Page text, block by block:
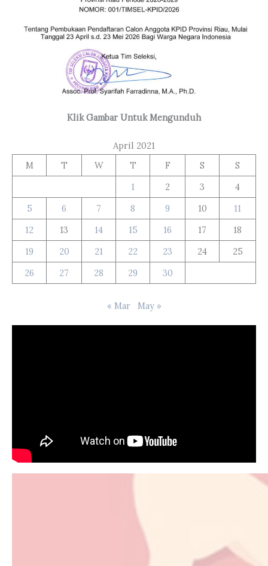
Klik Gambar Untuk Mengunduh
April 2021
M
T W T F S
S
1
2 3
4
5
6 7 8 9 10
11
12
13 14 15 16 17
18
19
20 21 22 23 24
25
26
27 28 29 30
« Mar May »